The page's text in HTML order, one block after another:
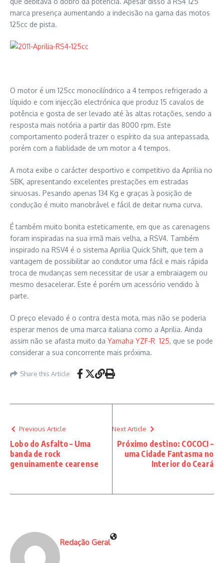
marca presença aumentando a indecisão na gama das motos
125cc de pista.
O motor é um 125cc monocilíndrico a 4 tempos refrigerado a
líquido e com injecção electrónica que produz 15 cavalos de
potência e gosta de ser levado até às altas rotações, sendo a
resposta mais notória a partir das 8000 rpm. Este
comportamento poderá trazer o espírito da sua antepassada,
porém com a fiablidade de um motor a 4 tempos.
A mota exibe o carácter desportivo e competitivo da Aprilia no
SBK, apresentando excelentes prestações em estradas
sinuosas. Pesando apenas 134 Kg e graças à posição de
condução é muito manobrável e fácil de deitar numa curva.
É também muito bonita esteticamente, em que as carenagens
foram inspiradas na sua irmã mais velha, a RSV4. Também
inspirado na RSV4 é o sistema Aprilia Quick Shift, que tem a
vantagem de possibilitar ao condutor uma fácil e mais rápida
troca de mudanças sem necessitar de usar a embraiagem ou
mesmo desacelerar. Este é porém um acessório vendido à
parte.
O preço elevado é o contra desta mota, mas não se poderia
esperar menos de uma marca italiana como a Aprilia. Ainda
assim não se afasta muito da Yamaha YZF-R 125, que se pode
considerar a sua concorrente mais próxima.
Share this Article
Previous Article
Lobo do Asfalto – Uma
banda de rock
genuinamente cearense
Next Article
Próximo destino: COCOCI –
uma Cidade Fantasma no
Interior do Ceará
Redação Geral